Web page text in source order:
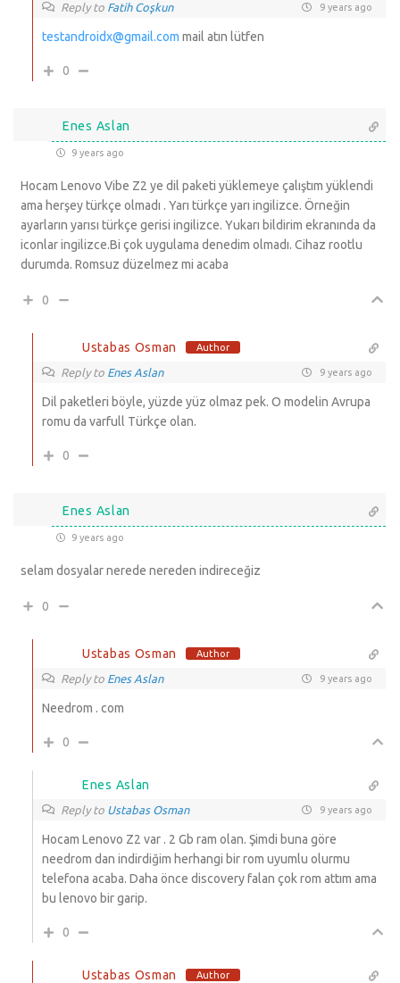
Reply to Fatih Coşkun 9 years ago
testandroidx@gmail.com mail atın lütfen
0
Enes Aslan
9 years ago
Hocam Lenovo Vibe Z2 ye dil paketi yüklemeye çalıştım yüklendi
ama herşey türkçe olmadı . Yarı türkçe yarı ingilizce. Örneğin
ayarların yarısı türkçe gerisi ingilizce. Yukarı bildirim ekranında da
iconlar ingilizce.Bi çok uygulama denedim olmadı. Cihaz rootlu
durumda. Romsuz düzelmez mi acaba
0
Ustabas Osman Author
Reply to Enes Aslan 9 years ago
Dil paketleri böyle, yüzde yüz olmaz pek. O modelin Avrupa
romu da varfull Türkçe olan.
0
Enes Aslan
9 years ago
selam dosyalar nerede nereden indireceğiz
0
Ustabas Osman Author
Reply to Enes Aslan 9 years ago
Needrom . com
0
Enes Aslan
Reply to Ustabas Osman 9 years ago
Hocam Lenovo Z2 var . 2 Gb ram olan. Şimdi buna göre
needrom dan indirdiğim herhangi bir rom uyumlu olurmu
telefona acaba. Daha önce discovery falan çok rom attım ama
bu lenovo bir garip.
0
Ustabas Osman Author